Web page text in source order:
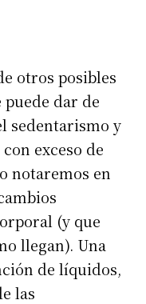
otros posibles
puede dar de
sedentarismo y
exceso de
notaremos en
(y que
llegan). Una
de líquidos,
las